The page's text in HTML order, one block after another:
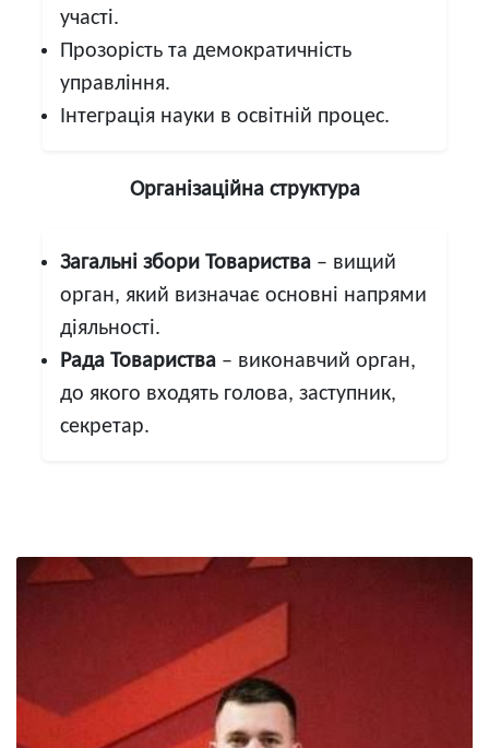
участі.
Прозорість та демократичність
управління.
Інтеграція науки в освітній процес.
Організаційна структура
Загальні збори Товариства – вищий
орган, який визначає основні напрями
діяльності.
Рада Товариства – виконавчий орган,
до якого входять голова, заступник,
секретар.
Image